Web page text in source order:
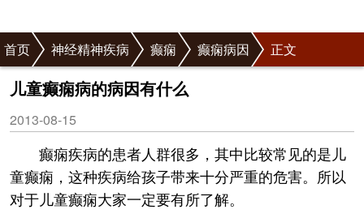
首页 神经精神疾病 癫痫 癫痫病因 正文
儿童癫痫病的病因有什么
2013-08-15
癫痫疾病的患者人群很多，其中比较常见的是儿
童癫痫，这种疾病给孩子带来十分严重的危害。所以
对于儿童癫痫大家一定要有所了解。